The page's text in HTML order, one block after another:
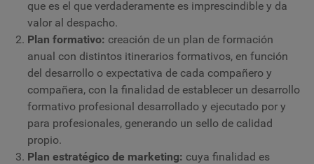
que es el que verdaderamente es imprescindible y da
valor al despacho.
Plan formativo: creación de un plan de formación
anual con distintos itinerarios formativos, en función
del desarrollo o expectativa de cada compañero y
compañera, con la finalidad de establecer un desarrollo
formativo profesional desarrollado y ejecutado por y
para profesionales, generando un sello de calidad
propio.
Plan estratégico de marketing: cuya finalidad es